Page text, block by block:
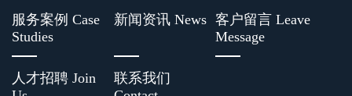
服务案例 Case
Studies
新闻资讯 News 客户留言 Leave
Message
人才招聘 Join
联系我们